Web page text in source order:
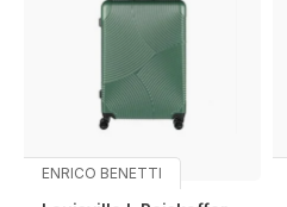
ENRICO BENETTI